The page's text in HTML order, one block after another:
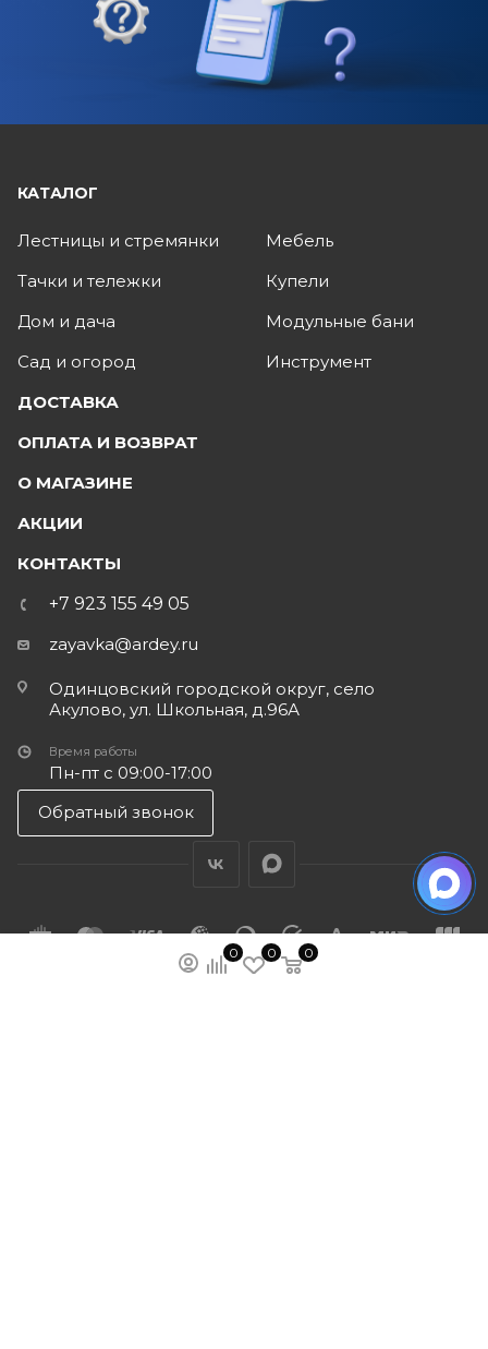
0 0 0
КАТАЛОГ
Лестницы и стремянки
Тачки и тележки
Дом и дача
Сад и огород
Мебель
Купели
Модульные бани
Инструмент
ДОСТАВКА
ОПЛАТА И ВОЗВРАТ
О МАГАЗИНЕ
АКЦИИ
КОНТАКТЫ
+7 923 155 49 05
zayavka@ardey.ru
Одинцовский городской округ, село
Акулово, ул. Школьная, д.96А
Время работы
Пн-пт с 09:00-17:00
Обратный звонок